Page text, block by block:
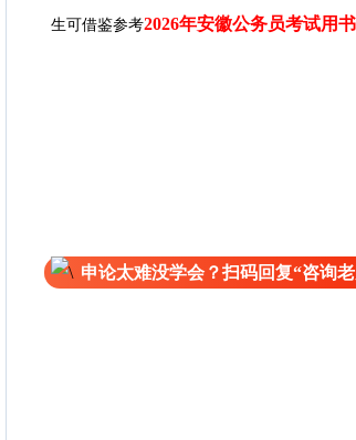
生可借鉴参考2026年安徽公务员考试用书
申论太难没学会？扫码回复“咨询